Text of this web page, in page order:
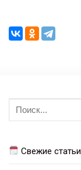
Искать:
Свежие статьи